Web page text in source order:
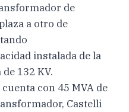
de
a otro de
instalada de la
132 KV.
con 45 MVA de
Castelli